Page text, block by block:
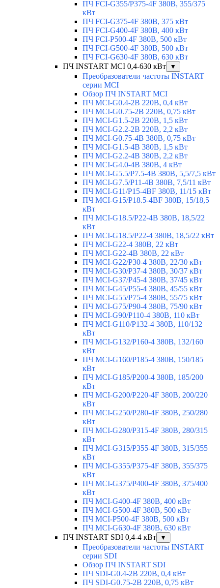
ПЧ FCI-G355/P375-4F 380В, 355/375
кВт
ПЧ FCI-G375-4F 380В, 375 кВт
ПЧ FCI-G400-4F 380В, 400 кВт
ПЧ FCI-P500-4F 380В, 500 кВт
ПЧ FCI-G500-4F 380В, 500 кВт
ПЧ FCI-G630-4F 380В, 630 кВт
ПЧ INSTART MCI 0,4-630 кВт
▼
Преобразователи частоты INSTART
серии MCI
Обзор ПЧ INSTART MCI
ПЧ MCI-G0.4-2B 220В, 0,4 кВт
ПЧ MCI-G0.75-2B 220В, 0,75 кВт
ПЧ MCI-G1.5-2B 220В, 1,5 кВт
ПЧ MCI-G2.2-2B 220В, 2,2 кВт
ПЧ MCI-G0.75-4B 380В, 0,75 кВт
ПЧ MCI-G1.5-4B 380В, 1,5 кВт
ПЧ MCI-G2.2-4B 380В, 2,2 кВт
ПЧ MCI-G4.0-4B 380В, 4 кВт
ПЧ MCI-G5.5/Р7.5-4B 380В, 5,5/7,5 кВт
ПЧ MCI-G7.5/P11-4B 380В, 7,5/11 кВт
ПЧ MCI-G11/P15-4BF 380В, 11/15 кВт
ПЧ MCI-G15/P18.5-4BF 380В, 15/18,5
кВт
ПЧ MCI-G18.5/P22-4B 380В, 18,5/22
кВт
ПЧ MCI-G18.5/P22-4 380В, 18,5/22 кВт
ПЧ MCI-G22-4 380В, 22 кВт
ПЧ MCI-G22-4B 380В, 22 кВт
ПЧ MCI-G22/P30-4 380В, 22/30 кВт
ПЧ MCI-G30/P37-4 380В, 30/37 кВт
ПЧ MCI-G37/P45-4 380В, 37/45 кВт
ПЧ MCI-G45/P55-4 380В, 45/55 кВт
ПЧ MCI-G55/P75-4 380В, 55/75 кВт
ПЧ MCI-G75/P90-4 380В, 75/90 кВт
ПЧ MCI-G90/P110-4 380В, 110 кВт
ПЧ MCI-G110/P132-4 380В, 110/132
кВт
ПЧ MCI-G132/P160-4 380В, 132/160
кВт
ПЧ MCI-G160/P185-4 380В, 150/185
кВт
ПЧ MCI-G185/P200-4 380В, 185/200
кВт
ПЧ MCI-G200/P220-4F 380В, 200/220
кВт
ПЧ MCI-G250/P280-4F 380В, 250/280
кВт
ПЧ MCI-G280/P315-4F 380В, 280/315
кВт
ПЧ MCI-G315/P355-4F 380В, 315/355
кВт
ПЧ MCI-G355/P375-4F 380В, 355/375
кВт
ПЧ MCI-G375/P400-4F 380В, 375/400
кВт
ПЧ MCI-G400-4F 380В, 400 кВт
ПЧ MCI-G500-4F 380В, 500 кВт
ПЧ MCI-P500-4F 380В, 500 кВт
ПЧ MCI-G630-4F 380В, 630 кВт
ПЧ INSTART SDI 0,4-4 кВт
▼
Преобразователи частоты INSTART
серии SDI
Обзор ПЧ INSTART SDI
ПЧ SDI-G0.4-2B 220В, 0,4 кВт
ПЧ SDI-G0.75-2B 220В, 0,75 кВт